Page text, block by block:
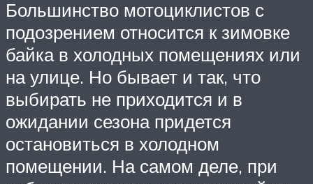
Большинство мотоциклистов с
подозрением относится к зимовке
байка в холодных помещениях или
на улице. Но бывает и так, что
выбирать не приходится и в
ожидании сезона придется
остановиться в холодном
помещении. На самом деле, при